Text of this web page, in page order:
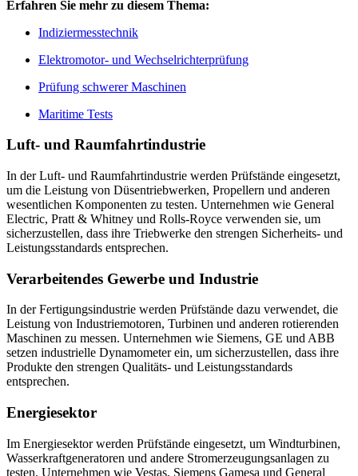
Erfahren Sie mehr zu diesem Thema:
Indiziermesstechnik
Elektromotor- und Wechselrichterprüfung
Prüfung schwerer Maschinen
Maritime Tests
Luft- und Raumfahrtindustrie
In der Luft- und Raumfahrtindustrie werden Prüfstände eingesetzt,
um die Leistung von Düsentriebwerken, Propellern und anderen
wesentlichen Komponenten zu testen. Unternehmen wie General
Electric, Pratt & Whitney und Rolls-Royce verwenden sie, um
sicherzustellen, dass ihre Triebwerke den strengen Sicherheits- und
Leistungsstandards entsprechen.
Verarbeitendes Gewerbe und Industrie
In der Fertigungsindustrie werden Prüfstände dazu verwendet, die
Leistung von Industriemotoren, Turbinen und anderen rotierenden
Maschinen zu messen. Unternehmen wie Siemens, GE und ABB
setzen industrielle Dynamometer ein, um sicherzustellen, dass ihre
Produkte den strengen Qualitäts- und Leistungsstandards
entsprechen.
Energiesektor
Im Energiesektor werden Prüfstände eingesetzt, um Windturbinen,
Wasserkraftgeneratoren und andere Stromerzeugungsanlagen zu
testen. Unternehmen wie Vestas, Siemens Gamesa und General